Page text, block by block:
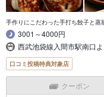
手作りにこだわった手打ち餃子と蒸
3001～4000円
西武池袋線入間市駅南口
口コミ投稿特典対象店
クーポン